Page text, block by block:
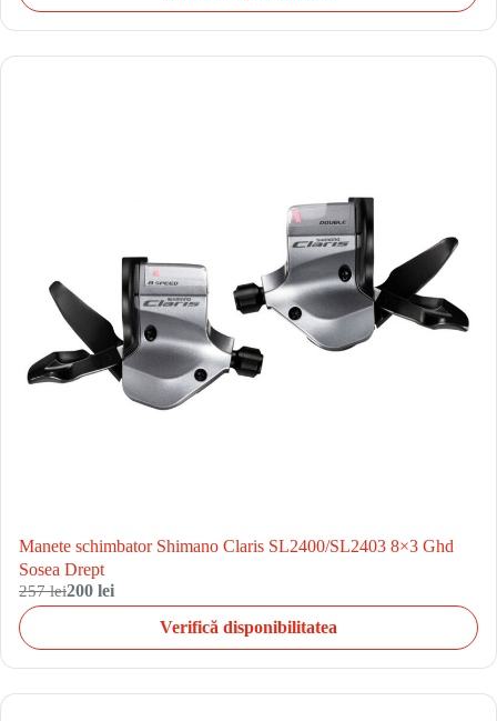
Manete schimbator Shimano Claris SL2400/SL2403 8×3 Ghd
Sosea Drept
257 lei200 lei
Verifică disponibilitatea